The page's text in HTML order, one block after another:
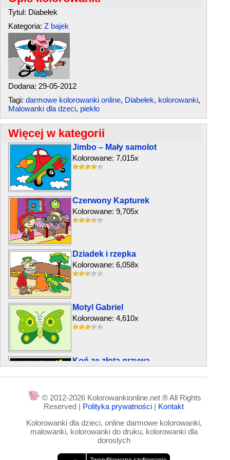
Tytul: Diabełek
Kategoria: Z bajek
Dodana: 29-05-2012
Tagi: darmowe kolorowanki online, Diabełek, kolorowanki,
Malowanki dla dzeci, piekło
Więcej w kategorii
Jimbo – Mały samolot
Kolorowane: 7,015x
Czerwony Kapturek
Kolorowane: 9,705x
Dziadek i rzepka
Kolorowane: 6,058x
Motyl Gabriel
Kolorowane: 4,610x
Koń ze złotą grzywą
Kolorowane: 5,525x
© 2012-2026 Kolorowankionline.net ® All Rights
Reserved | Polityka prywatności | Kontakt
Kolorowanki dla dzieci, online darmowe kolorowanki,
malowanki, kolorowanki do druku, kolorowanki dla
doroslych